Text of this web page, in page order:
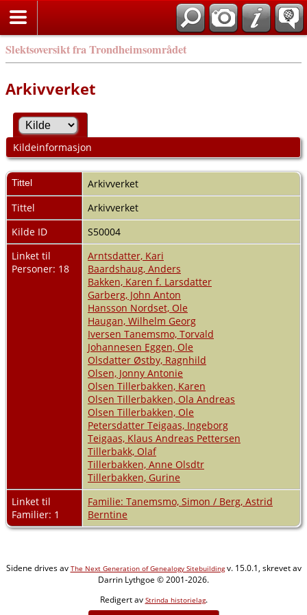
Slektsoversikt fra Trondheimsområdet
Arkivverket
Kildeinformasjon
Tittel
Arkivverket
Tittel
Arkivverket
Kilde ID
S50004
Linket til
Personer: 18
Arntsdatter, Kari
Baardshaug, Anders
Bakken, Karen f. Larsdatter
Garberg, John Anton
Hansson Nordset, Ole
Haugan, Wilhelm Georg
Iversen Tanemsmo, Torvald
Johannesen Eggen, Ole
Olsdatter Østby, Ragnhild
Olsen, Jonny Antonie
Olsen Tillerbakken, Karen
Olsen Tillerbakken, Ola Andreas
Olsen Tillerbakken, Ole
Petersdatter Teigaas, Ingeborg
Teigaas, Klaus Andreas Pettersen
Tillerbakk, Olaf
Tillerbakken, Anne Olsdtr
Tillerbakken, Gurine
Linket til
Familier: 1
Familie: Tanemsmo, Simon / Berg, Astrid
Berntine
Sidene drives av The Next Generation of Genealogy Sitebuildingv. 15.0.1, skrevet av
Darrin Lythgoe © 2001-2026.
Redigert av Strinda historielag.